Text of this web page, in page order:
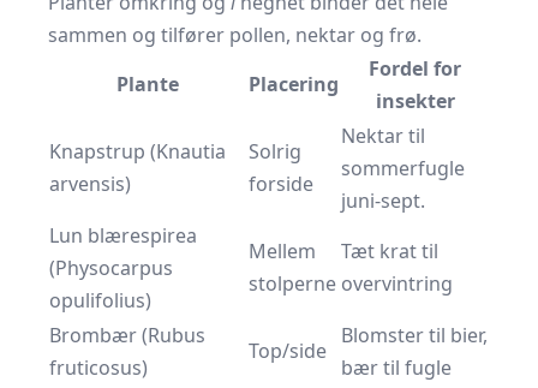
sammen og tilfører pollen, nektar og frø.
Plante
Placering
Fordel for
insekter
Knapstrup (Knautia
arvensis)
Solrig
forside
Nektar til
sommerfugle
juni-sept.
Lun blærespirea
(Physocarpus
opulifolius)
Mellem
stolperne
Tæt krat til
overvintring
Brombær (Rubus
fruticosus)
Top/side
Blomster til bier,
bær til fugle